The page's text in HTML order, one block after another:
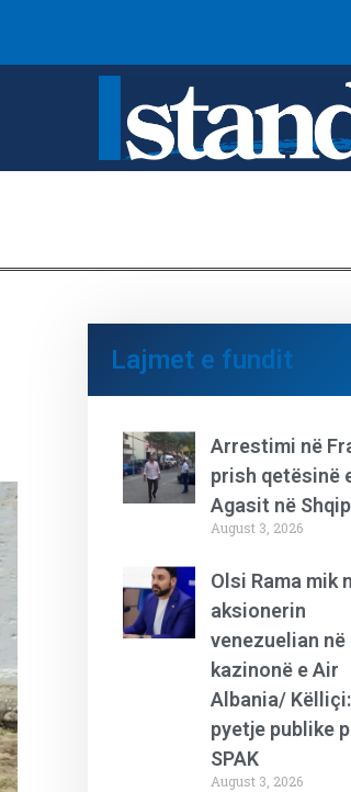
Lajmet e fundit
Arrestimi në
prish qetësinë
Agasit në
August 3, 2026
Olsi Rama mik
aksionerin
venezuelian në
kazinonë e Air
Albania/
pyetje publike
SPAK
August 3, 2026